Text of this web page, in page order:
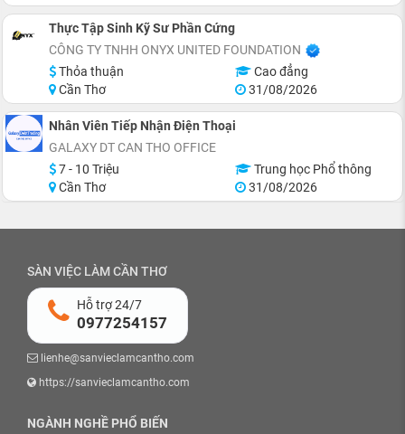
Thực Tập Sinh Kỹ Sư Phần Cứng
CÔNG TY TNHH ONYX UNITED FOUNDATION
Thỏa thuận
Cao đẳng
Cần Thơ
31/08/2026
Nhân Viên Tiếp Nhận Điện Thoại
GALAXY DT CAN THO OFFICE
7 - 10 Triệu
Trung học Phổ thông
Cần Thơ
31/08/2026
SÀN VIỆC LÀM CẦN THƠ
Hỗ trợ 24/7
0977254157
lienhe@sanvieclamcantho.com
https://sanvieclamcantho.com
NGÀNH NGHỀ PHỔ BIẾN